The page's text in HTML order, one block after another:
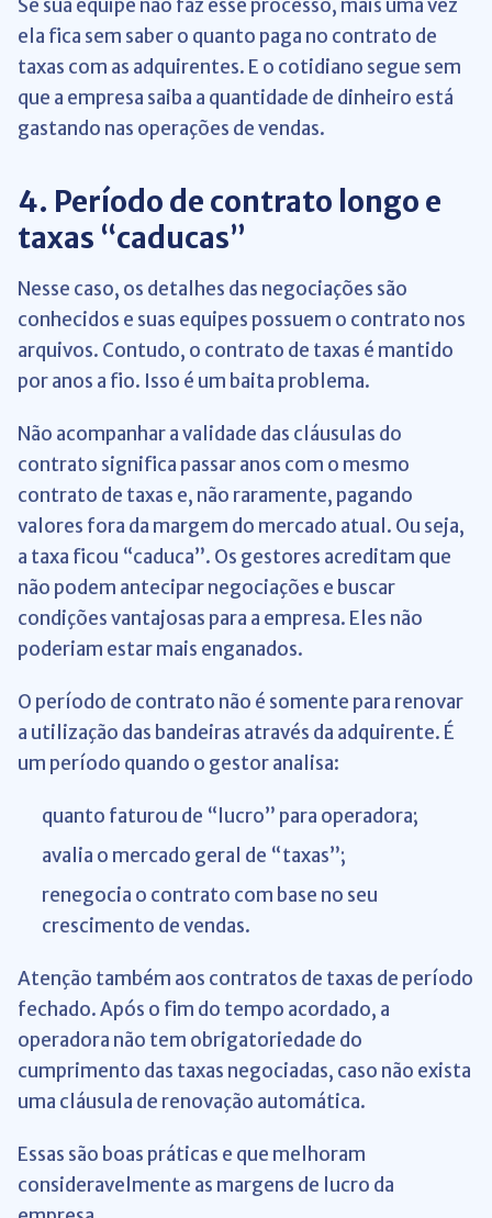
Se sua equipe não faz esse processo, mais uma vez
ela fica sem saber o quanto paga no contrato de
taxas com as adquirentes. E o cotidiano segue sem
que a empresa saiba a quantidade de dinheiro está
gastando nas operações de vendas.
4. Período de contrato longo e
taxas “caducas”
Nesse caso, os detalhes das negociações são
conhecidos e suas equipes possuem o contrato nos
arquivos. Contudo, o contrato de taxas é mantido
por anos a fio. Isso é um baita problema.
Não acompanhar a validade das cláusulas do
contrato significa passar anos com o mesmo
contrato de taxas e, não raramente, pagando
valores fora da margem do mercado atual. Ou seja,
a taxa ficou “caduca”. Os gestores acreditam que
não podem antecipar negociações e buscar
condições vantajosas para a empresa. Eles não
poderiam estar mais enganados.
O período de contrato não é somente para renovar
a utilização das bandeiras através da adquirente. É
um período quando o gestor analisa:
quanto faturou de “lucro” para operadora;
avalia o mercado geral de “taxas”;
renegocia o contrato com base no seu
crescimento de vendas.
Atenção também aos contratos de taxas de período
fechado. Após o fim do tempo acordado, a
operadora não tem obrigatoriedade do
cumprimento das taxas negociadas, caso não exista
uma cláusula de renovação automática.
Essas são boas práticas e que melhoram
consideravelmente as margens de lucro da